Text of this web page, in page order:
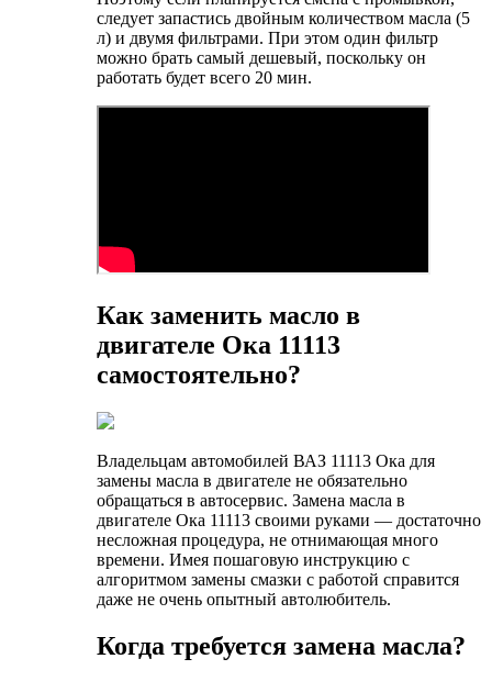
следует запастись двойным количеством масла (5
л) и двумя фильтрами. При этом один фильтр
можно брать самый дешевый, поскольку он
работать будет всего 20 мин.
Как заменить масло в
двигателе Ока 11113
самостоятельно?
Владельцам автомобилей ВАЗ 11113 Ока для
замены масла в двигателе не обязательно
обращаться в автосервис. Замена масла в
двигателе Ока 11113 своими руками — достаточно
несложная процедура, не отнимающая много
времени. Имея пошаговую инструкцию с
алгоритмом замены смазки с работой справится
даже не очень опытный автолюбитель.
Когда требуется замена масла?